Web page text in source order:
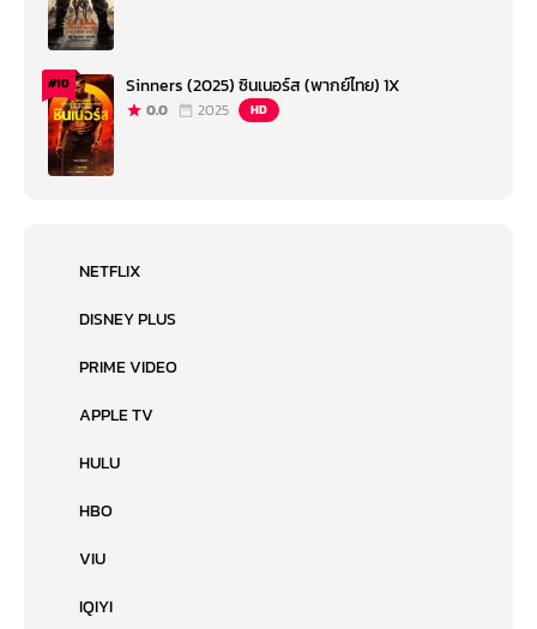
#10 Sinners (2025) ซินเนอร์ส (พากย์ไทย) 1X
0.0 2025 HD
NETFLIX
DISNEY PLUS
PRIME VIDEO
APPLE TV
HULU
HBO
VIU
IQIYI